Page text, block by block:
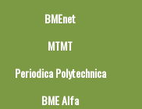
BMEnet
MTMT
Periodica Polytechnica
BME Alfa